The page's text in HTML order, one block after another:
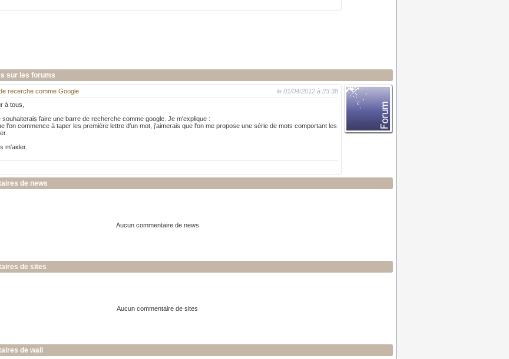
sur les forums
le 01/04/2012 à 23:38
recerche comme Google
à tous,
souhaiterais faire une barre de recherche comme google. Je m'explique :
l'on commence à taper les première lettre d'un mot, j'aimerais que l'on me propose une série de mots comportant les
m'aider.
de news
Aucun commentaire de news
de sites
Aucun commentaire de sites
de wall